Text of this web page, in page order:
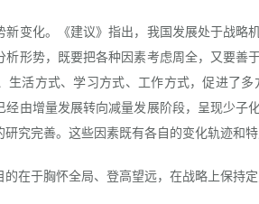
化。《建议》指出，我国发展处于战略
析形势，既要把各种因素考虑周全，又要
生活方式、学习方式、工作方式，促进了
由增量发展转向减量发展阶段，呈现少
究完善。这些因素既有各自的变化轨迹和
于胸怀全局、登高望远，在战略上保持定